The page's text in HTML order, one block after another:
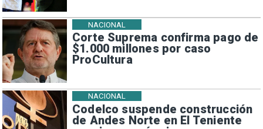
Corte Suprema confirma pago de
$1.000 millones por caso
ProCultura
NACIONAL
Codelco suspende construcción
de Andes Norte en El Teniente
NACIONAL